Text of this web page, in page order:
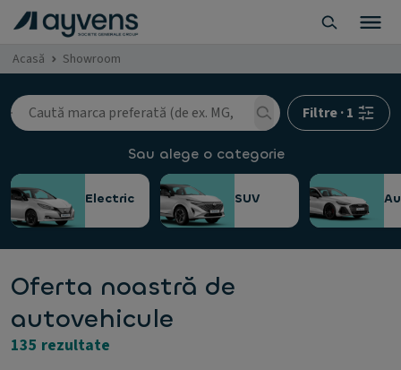
Acasă Showroom
Filtre·1
Sau alege o categorie
Electric SUV
Oferta noastră de
autovehicule
135 rezultate